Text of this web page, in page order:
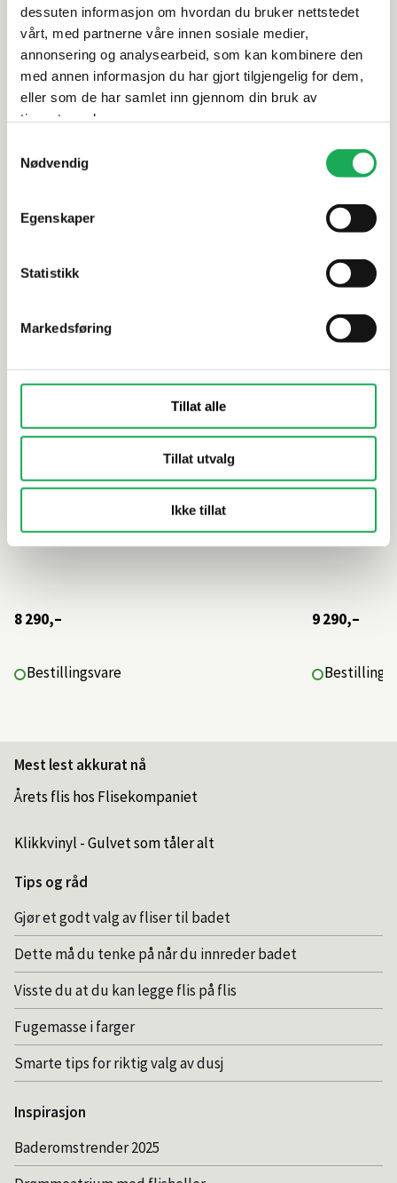
dessuten informasjon om hvordan du bruker nettstedet
vårt, med partnerne våre innen sosiale medier,
annonsering og analysearbeid, som kan kombinere den
med annen informasjon du har gjort tilgjengelig for dem,
eller som de har samlet inn gjennom din bruk av
tjenestene deres.
Nødvendig
Egenskaper
Statistikk
Markedsføring
Tillat alle
Tillat utvalg
Ikke tillat
Leveringsinformasjon
Dokumentasjon
Alternative produkter
SOLID 30/30 Høyskap m/5 hyller
8 290,–
Bestillingsvare
SOLID
INR
9 290,–
Mest lest akkurat nå
Årets flis hos Flisekompaniet
Klikkvinyl - Gulvet som tåler alt
Tips og råd
Gjør et godt valg av fliser til badet
Dette må du tenke på når du innreder badet
Visste du at du kan legge flis på flis
Fugemasse i farger
Smarte tips for riktig valg av dusj
Inspirasjon
Baderomstrender 2025